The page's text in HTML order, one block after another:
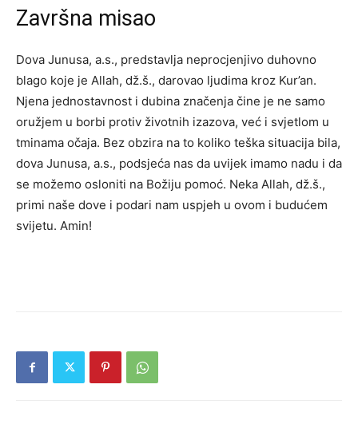
Završna misao
Dova Junusa, a.s., predstavlja neprocjenjivo duhovno
blago koje je Allah, dž.š., darovao ljudima kroz Kur’an.
Njena jednostavnost i dubina značenja čine je ne samo
oružjem u borbi protiv životnih izazova, već i svjetlom u
tminama očaja. Bez obzira na to koliko teška situacija bila,
dova Junusa, a.s., podsjeća nas da uvijek imamo nadu i da
se možemo osloniti na Božiju pomoć. Neka Allah, dž.š.,
primi naše dove i podari nam uspjeh u ovom i budućem
svijetu. Amin!